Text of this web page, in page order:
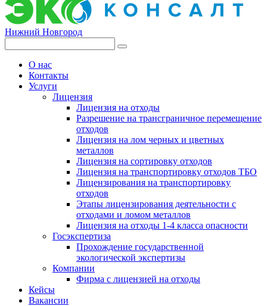
Нижний Новгород
О нас
Контакты
Услуги
Лицензия
Лицензия на отходы
Разрешение на трансграничное перемещение
отходов
Лицензия на лом черных и цветных
металлов
Лицензия на сортировку отходов
Лицензия на транспортировку отходов ТБО
Лицензирования на транспортировку
отходов
Этапы лицензирования деятельности с
отходами и ломом металлов
Лицензия на отходы 1-4 класса опасности
Госэкспертиза
Прохождение государственной
экологической экспертизы
Компании
Фирма с лицензией на отходы
Кейсы
Вакансии